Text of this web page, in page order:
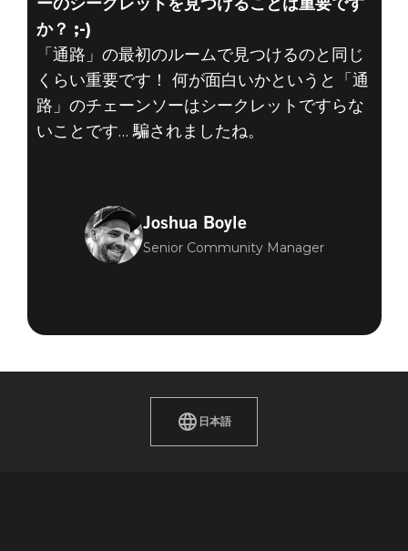
か？ ;-)
「通路」の最初のルームで見つけるのと同じ
くらい重要です！ 何が面白いかというと「通
路」のチェーンソーはシークレットですらな
いことです… 騙されましたね。
Joshua Boyle
Senior Community Manager
日本語